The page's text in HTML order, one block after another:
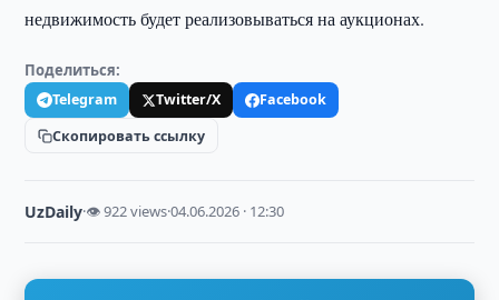
недвижимость будет реализовываться на аукционах.
Поделиться:
Telegram Twitter/X
Facebook
Скопировать ссылку
UzDaily·👁 922 views·04.06.2026 · 12:30